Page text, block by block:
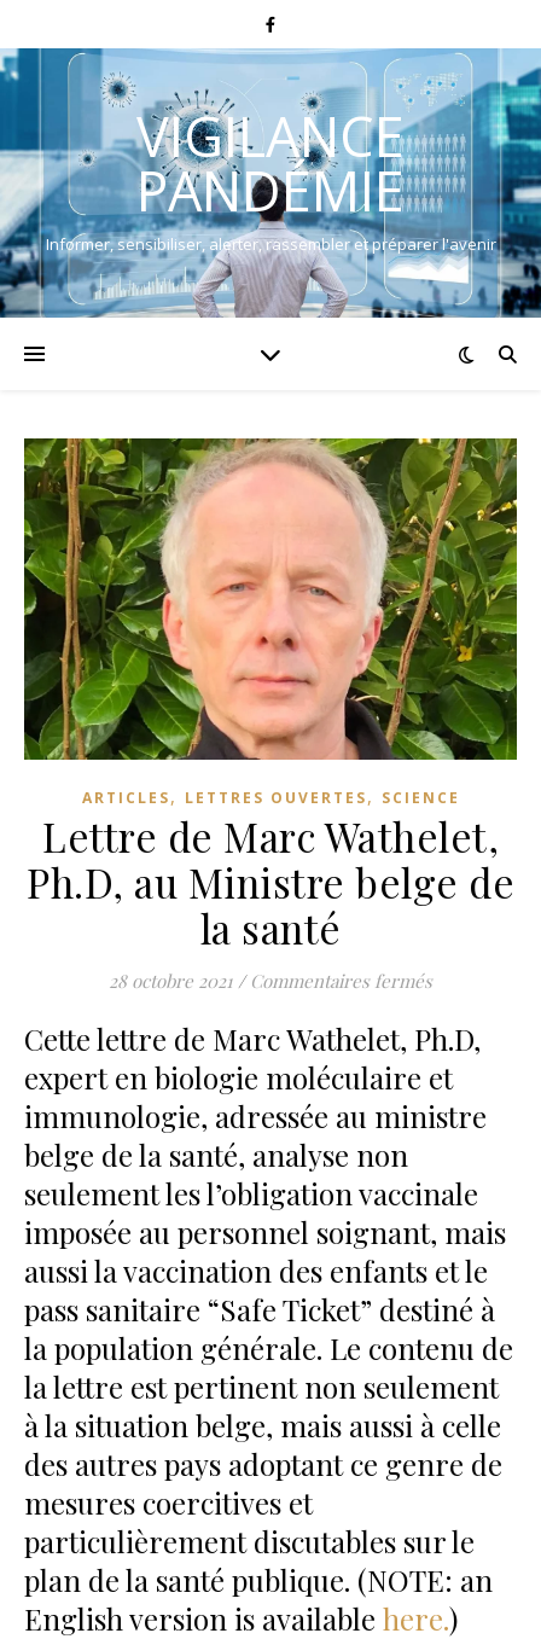
VIGILANCE
PANDÉMIE
Informer, sensibiliser, alerter, rassembler et préparer l'avenir
ARTICLES, LETTRES OUVERTES, SCIENCE
Lettre de Marc Wathelet,
Ph.D, au Ministre belge de
la santé
28 octobre 2021 / Commentaires ferméssur Lettre de
Cette lettre de Marc Wathelet, Ph.D,
expert en biologie moléculaire et
immunologie, adressée au ministre
belge de la santé, analyse non
seulement les l’obligation vaccinale
imposée au personnel soignant, mais
aussi la vaccination des enfants et le
pass sanitaire “Safe Ticket” destiné à
la population générale. Le contenu de
la lettre est pertinent non seulement
à la situation belge, mais aussi à celle
des autres pays adoptant ce genre de
mesures coercitives et
particulièrement discutables sur le
plan de la santé publique. (NOTE: an
English version is available here.)